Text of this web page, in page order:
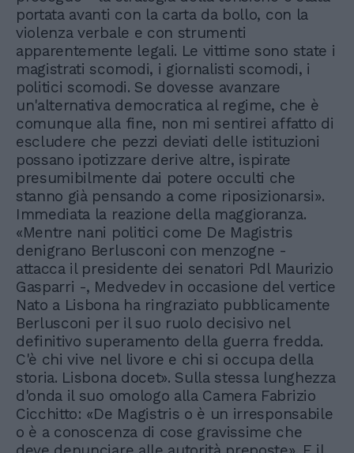
portata avanti con la carta da bollo, con la
violenza verbale e con strumenti
apparentemente legali. Le vittime sono state i
magistrati scomodi, i giornalisti scomodi, i
politici scomodi. Se dovesse avanzare
un'alternativa democratica al regime, che è
comunque alla fine, non mi sentirei affatto di
escludere che pezzi deviati delle istituzioni
possano ipotizzare derive altre, ispirate
presumibilmente dai potere occulti che
stanno già pensando a come riposizionarsi».
Immediata la reazione della maggioranza.
«Mentre nani politici come De Magistris
denigrano Berlusconi con menzogne -
attacca il presidente dei senatori Pdl Maurizio
Gasparri -, Medvedev in occasione del vertice
Nato a Lisbona ha ringraziato pubblicamente
Berlusconi per il suo ruolo decisivo nel
definitivo superamento della guerra fredda.
C'è chi vive nel livore e chi si occupa della
storia. Lisbona docet». Sulla stessa lunghezza
d'onda il suo omologo alla Camera Fabrizio
Cicchitto: «De Magistris o è un irresponsabile
o è a conoscenza di cose gravissime che